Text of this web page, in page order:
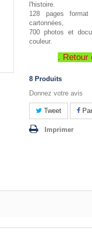
l'histoire.
128 pages
cartonnées,
700 photos et
couleur.
. Retour
8 Produits
Donnez votre avis
Tweet
Imprimer